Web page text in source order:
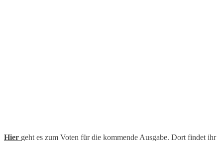
Hier geht es zum Voten für die kommende Ausgabe. Dort findet ihr